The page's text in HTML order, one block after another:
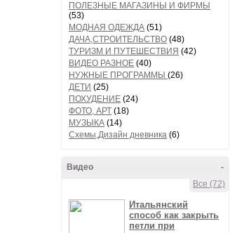
ПОЛЕЗНЫЕ МАГАЗИНЫ И ФИРМЫ
(53)
МОДНАЯ ОДЕЖДА (51)
ДАЧА,СТРОИТЕЛЬСТВО (48)
ТУРИЗМ И ПУТЕШЕСТВИЯ (42)
ВИДЕО РАЗНОЕ (40)
НУЖНЫЕ ПРОГРАММЫ (26)
ДЕТИ (25)
ПОХУДЕНИЕ (24)
ФОТО, АРТ (18)
МУЗЫКА (14)
Схемы,Дизайн дневника (6)
-
Видео
Все (72)
Итальянский
способ как закрыть
петли при